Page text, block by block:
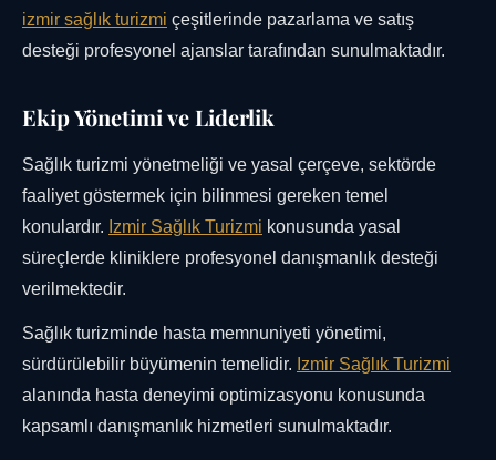
izmir sağlık turizmi çeşitlerinde pazarlama ve satış
desteği profesyonel ajanslar tarafından sunulmaktadır.
Ekip Yönetimi ve Liderlik
Sağlık turizmi yönetmeliği ve yasal çerçeve, sektörde
faaliyet göstermek için bilinmesi gereken temel
konulardır. Izmir Sağlık Turizmi konusunda yasal
süreçlerde kliniklere profesyonel danışmanlık desteği
verilmektedir.
Sağlık turizminde hasta memnuniyeti yönetimi,
sürdürülebilir büyümenin temelidir. Izmir Sağlık Turizmi
alanında hasta deneyimi optimizasyonu konusunda
kapsamlı danışmanlık hizmetleri sunulmaktadır.